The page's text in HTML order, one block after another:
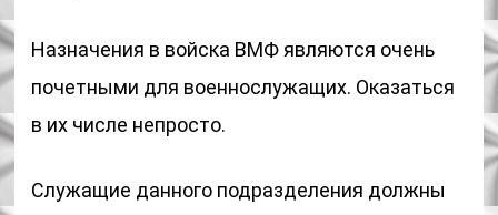
Назначения в войска ВМФ являются очень
почетными для военнослужащих. Оказаться
в их числе непросто.
Служащие данного подразделения должны